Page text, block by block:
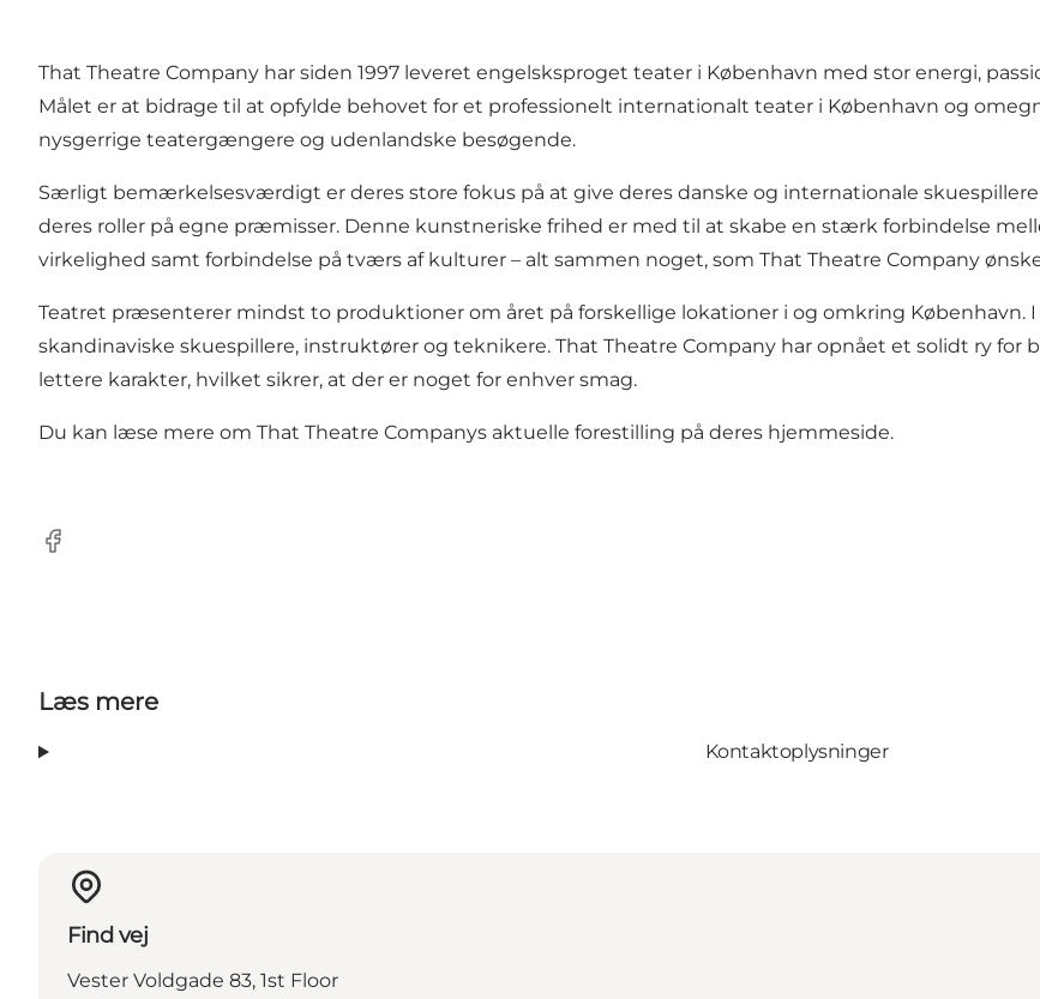
That Theatre Company har siden 1997 leveret engelsksproget teater i København med stor energi,
Målet er at bidrage til at opfylde behovet for et professionelt internationalt teater i København og
nysgerrige teatergængere og udenlandske besøgende.
Særligt bemærkelsesværdigt er deres store fokus på at give deres danske og internationale
deres roller på egne præmisser. Denne kunstneriske frihed er med til at skabe en stærk forbindelse
virkelighed samt forbindelse på tværs af kulturer – alt sammen noget, som That Theatre Company
Teatret præsenterer mindst to produktioner om året på forskellige lokationer i og omkring København.
skandinaviske skuespillere, instruktører og teknikere. That Theatre Company har opnået et solidt ry
lettere karakter, hvilket sikrer, at der er noget for enhver smag.
Du kan læse mere om That Theatre Companys aktuelle forestilling på deres hjemmeside.
Facebook
Læs mere
Kontaktoplysninger
Find vej
Vester Voldgade 83, 1st Floor